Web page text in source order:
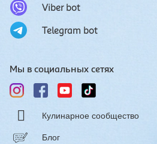
Viber bot
Telegram bot
Мы в социальных сетях
Кулинарное сообщество
Блог